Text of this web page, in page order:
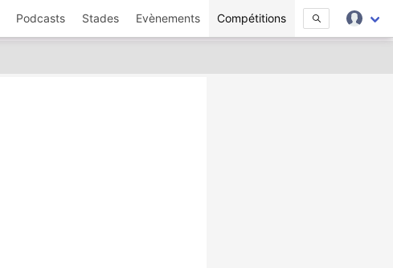
Podcasts Stades Evènements Compétitions